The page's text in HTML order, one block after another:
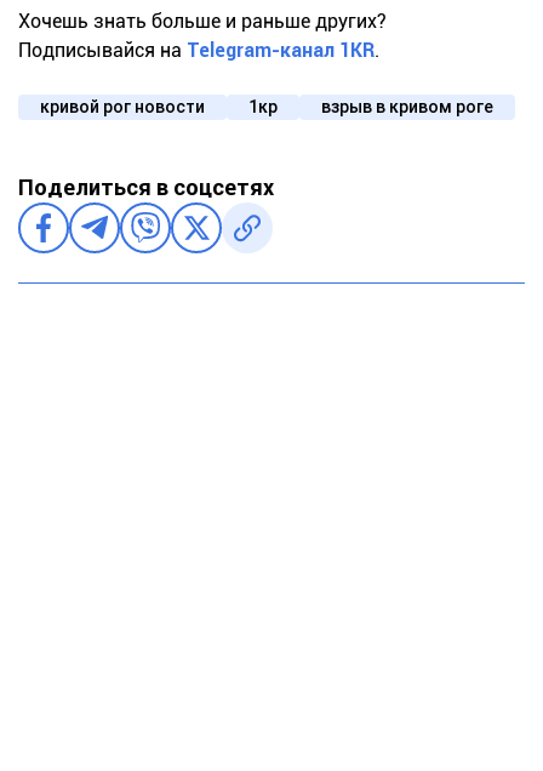
Хочешь знать больше и раньше других?
Подписывайся на Telegram-канал 1KR.
кривой рог новости 1кр взрыв в кривом роге
Поделиться в соцсетях